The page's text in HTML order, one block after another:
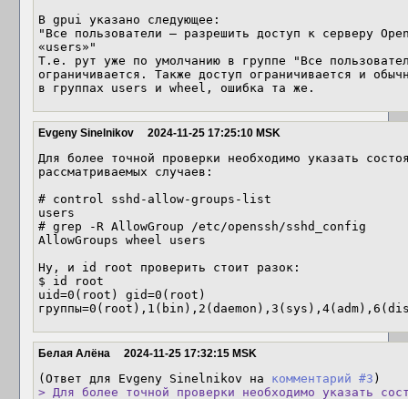
В gpui указано следующее:
"Все пользователи — разрешить доступ к серверу
«users»"
Т.е. рут уже по умолчанию в группе "Все
ограничивается. Также доступ ограничивается и
в группах users и wheel, ошибка та же.
Evgeny Sinelnikov 2024-11-25 17:25:10 MSK
Для более точной проверки необходимо указать
рассматриваемых случаев:
# control sshd-allow-groups-list
users
# grep -R AllowGroup /etc/openssh/sshd_config
AllowGroups wheel users
Ну, и id root проверить стоит разок:
$ id root
uid=0(root) gid=0(root)
Белая Алёна 2024-11-25 17:32:15 MSK
(Ответ для Evgeny Sinelnikov на комментарий #3
> Для более точной проверки необходимо указать